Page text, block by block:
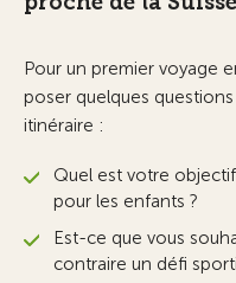
Pour un premier voyage
poser quelques
itinéraire :
Quel est votre
pour les enfants ?
Est-ce que vous
contraire un défi